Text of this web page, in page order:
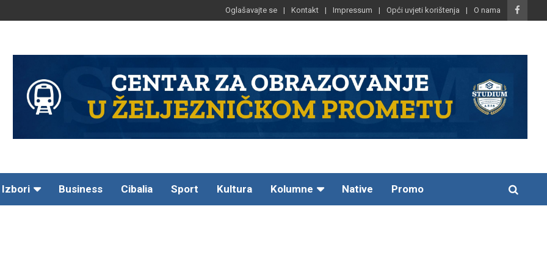
Oglašavajte se Kontakt Impressum Opći uvjeti korištenja O nama
Izbori Business Cibalia Sport Kultura Kolumne Native Promo